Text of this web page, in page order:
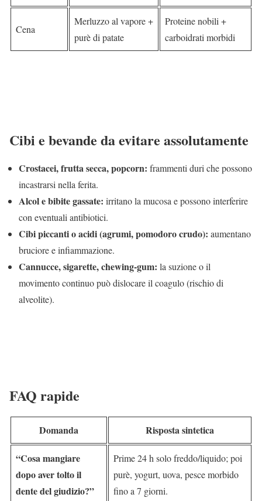
Cena
Merluzzo al vapore +
purè di patate
Proteine nobili +
carboidrati morbidi
Cibi e bevande da evitare assolutamente
Crostacei, frutta secca, popcorn: frammenti duri che possono
incastrarsi nella ferita.
Alcol e bibite gassate: irritano la mucosa e possono interferire
con eventuali antibiotici.
Cibi piccanti o acidi (agrumi, pomodoro crudo): aumentano
bruciore e infiammazione.
Cannucce, sigarette, chewing-gum: la suzione o il
movimento continuo può dislocare il coagulo (rischio di
alveolite).
FAQ rapide
Domanda Risposta sintetica
“Cosa mangiare
dopo aver tolto il
dente del giudizio?”
Prime 24 h solo freddo/liquido; poi
purè, yogurt, uova, pesce morbido
fino a 7 giorni.